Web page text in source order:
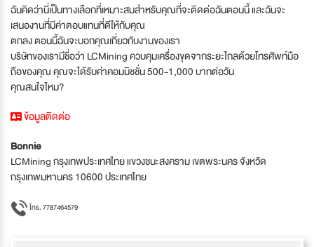
ฉันคิดว่านี่เป็นทางเลือกที่เหมาะสมสำหรับคุณที่จะติดต่อฉันตอนนี้ และฉันจะ
เสนองานที่มีค่าตอบแทนที่ดีให้กับคุณ
ตกลง ตอนนี้ฉันจะบอกคุณเกี่ยวกับงานของเรา
บริษัทของเรามีชื่อว่า LCMining ควบคุมเครื่องขุดจากระยะไกลด้วยโทรศัพท์มือ
ถือของคุณ คุณจะได้รับค่าคอมมิชชั่น 500-1,000 บาทต่อวัน
คุณสนใจไหม?
ข้อมูลติดต่อ
Bonnie
LCMining กรุงเทพประเทศไทย แขวงชนะสงคราม เขตพระนคร จังหวัด
กรุงเทพมหานคร 10600 ประเทศไทย
โทร. 7787464579